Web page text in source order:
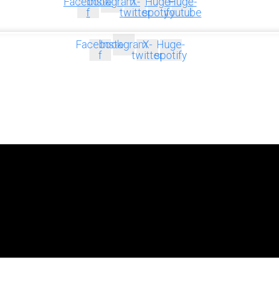
f
twitterspotifyyoutube
Facebook-
f
InstagramX-
twitter
Huge-
spotify